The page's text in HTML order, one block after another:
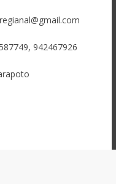
942467926